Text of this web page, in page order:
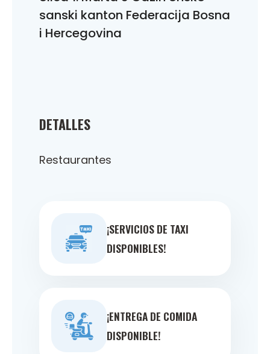
DETALLES
Restaurantes
¡SERVICIOS DE TAXI
DISPONIBLES!
¡ENTREGA DE COMIDA
DISPONIBLE!
sanski kanton Federacija Bosna
i Hercegovina